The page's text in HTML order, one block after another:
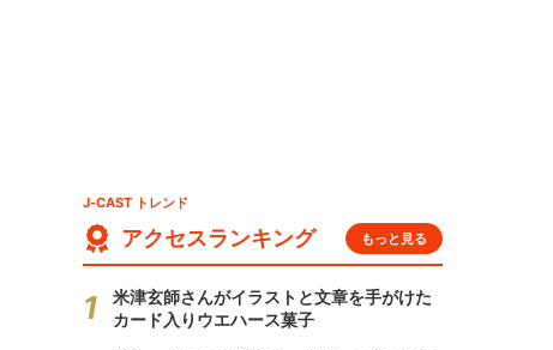
J-CAST トレンド
アクセスランキング もっと見る
米津玄師さんがイラストと文章を手がけた
カード入りウエハース菓子